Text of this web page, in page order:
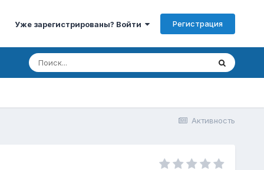
Уже зарегистрированы? Войти Регистрация
Активность